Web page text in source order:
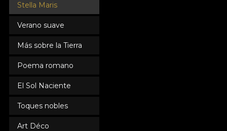
Stella Maris
Verano suave
Más sobre la Tierra
Poema romano
El Sol Naciente
Toques nobles
Art Déco